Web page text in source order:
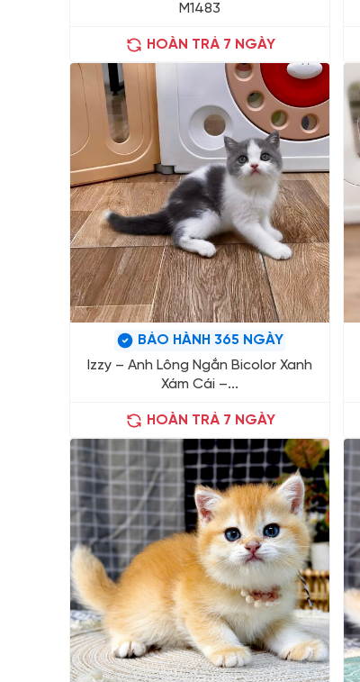
M1483
HOÀN TRẢ 7 NGÀY
BẢO HÀNH 365 NGÀY
Izzy – Anh Lông Ngắn Bicolor Xanh
Xám Cái –...
HOÀN TRẢ 7 NGÀY